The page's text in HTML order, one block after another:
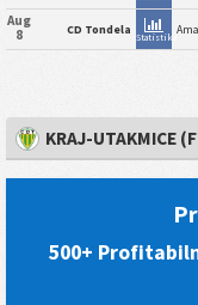
Aug
8
CD Tondela
Statistika
KRAJ-UTAKMICE
500+